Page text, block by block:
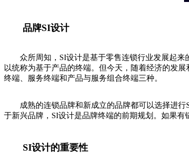
品牌SI设计
众所周知，SI设计是基于零售连锁行业发展起来
以统称为基于产品的终端。但今天，随着经济的发
终端、服务终端和产品与服务组合终端三种。
成熟的连锁品牌和新成立的品牌都可以选择进行
于新兴品牌，SI设计是品牌终端的前期规划。如果有
SI设计的重要性